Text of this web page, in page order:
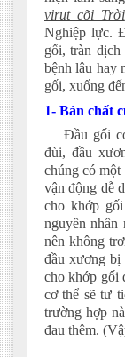
virut cõi Trời
Nghiệp lực.
gối, tràn
bệnh lâu hay
gối, xuống
1- Bản chất
Đầu gối có
đùi, đầu
chúng có
vận động dễ
cho khớp
nguyên nhân
nên không
đầu xương bị
cho khớp gối
cơ thể sẽ tư
trường hợp
đau thêm.